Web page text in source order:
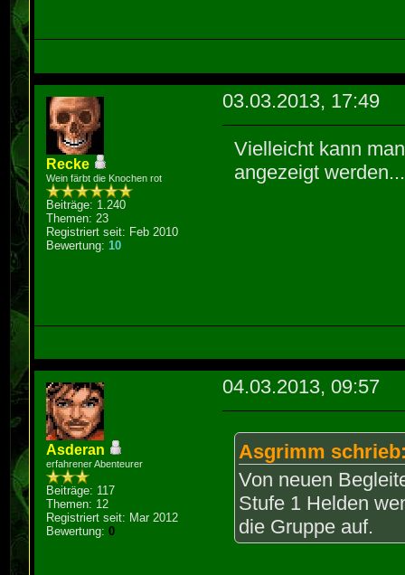
Recke
Wein färbt die Knochen rot
Beiträge: 1.240
Themen: 23
Registriert seit: Feb 2010
Bewertung: 10
03.03.2013, 17:49
Vielleicht kann
angezeigt werden...
Asderan
erfahrener Abenteurer
Beiträge: 117
Themen: 12
Registriert seit: Mar 2012
Bewertung:0
04.03.2013, 09:57
Asgrimm
Von neuen
Stufe 1 Helden
die Gruppe auf.